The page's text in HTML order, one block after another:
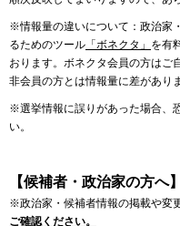
※情報量の違いについて：政治家
るためのツール 「ボネクタ」 を有
おります。ボネクタ会員の方はご
非会員の方とは情報量に差があり
※選挙情報に誤りがあった場合、
い。
【候補者・政治家の方へ】
※政治家・候補者情報の掲載や変
ご確認ください。